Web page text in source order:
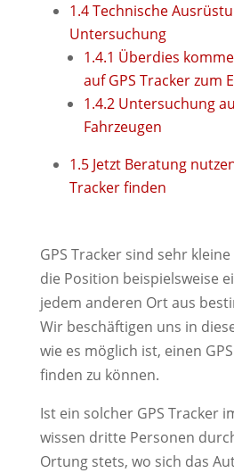
1.4Technische
Untersuchung
1.4.1 Überdies
auf GPS Tracker zum
1.4.2Untersuchung
Fahrzeugen
1.5Jetzt Beratung
Tracker finden
GPS Tracker sind sehr
die Position beispielsweise
jedem anderen Ort aus
Wir beschäftigen uns in
wie es möglich ist, einen
finden zu können.
Ist ein solcher GPS Tracker
wissen dritte Personen
Ortung stets, wo sich das